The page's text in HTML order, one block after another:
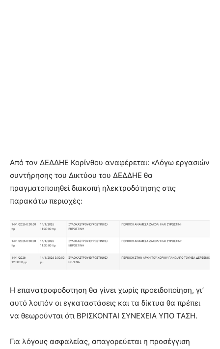
Από τον ΔΕΔΔΗΕ Κορίνθου αναφέρεται: «Λόγω εργασιών
συντήρησης του Δικτύου του ΔΕΔΔΗΕ θα
πραγματοποιηθεί διακοπή ηλεκτροδότησης στις
παρακάτω περιοχές:
Η επανατροφοδοτηση θα γίνει χωρίς προειδοποίηση, γι’
αυτό λοιπόν οι εγκαταστάσεις και τα δίκτυα θα πρέπει
να θεωρούνται ότι ΒΡΙΣΚΟΝΤΑΙ ΣΥΝΕΧΕΙΑ ΥΠΟ ΤΑΣΗ.
Για λόγους ασφαλείας, απαγορεύεται η προσέγγιση